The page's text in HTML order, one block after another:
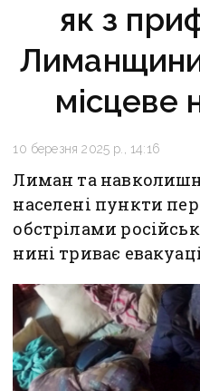
як з
місцеве
10 березня 2025 р., 14:16
Лиман та
населені пункти
обстрілами
нині триває